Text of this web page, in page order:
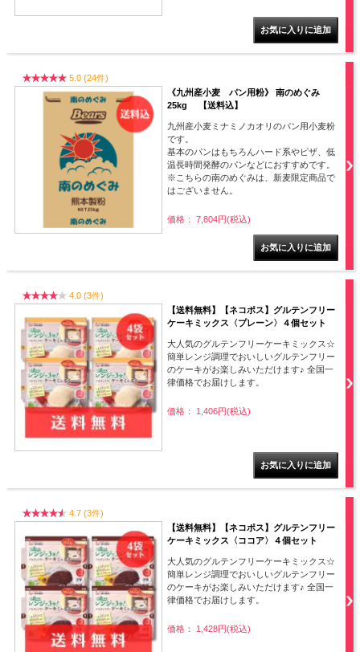
5.0 (24件)
《九州産小麦 パン用粉》 南のめぐみ
25kg 【送料込】
九州産小麦ミナミノカオリのパン用小麦粉
です。
基本のパンはもちろんハード系やピザ、低
温長時間発酵のパンなどにおすすめです。
※こちらの南のめぐみは、新麦限定商品で
はございません。
価格： 7,804円(税込)
4.0 (3件)
【送料無料】【ネコポス】グルテンフリー
ケーキミックス〈プレーン〉４個セット
大人気のグルテンフリーケーキミックス☆
簡単レンジ調理でおいしいグルテンフリー
のケーキがお楽しみいただけます♪ 全国一
律価格でお届けします。
価格： 1,406円(税込)
4.7 (3件)
【送料無料】【ネコポス】グルテンフリー
ケーキミックス〈ココア〉４個セット
大人気のグルテンフリーケーキミックス☆
簡単レンジ調理でおいしいグルテンフリー
のケーキがお楽しみいただけます♪ 全国一
律価格でお届けします。
価格： 1,428円(税込)